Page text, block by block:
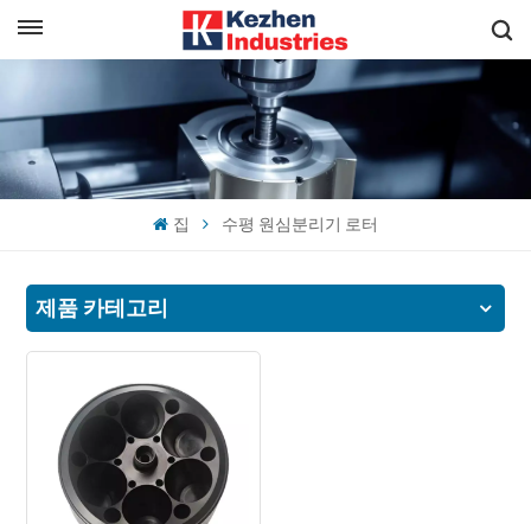
English
español
한국의
빠른 견적 받기
집 수평 원심분리기 로터
제품 카테고리